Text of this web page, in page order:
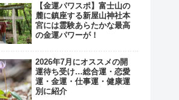
【金運パワスポ】富士山の
麓に鎮座する新屋山神社本
宮には霊験あらたかな最高
の金運パワーが！
2026年7月にオススメの開
運待ち受け…総合運・恋愛
運・金運・仕事運・健康運
別に紹介